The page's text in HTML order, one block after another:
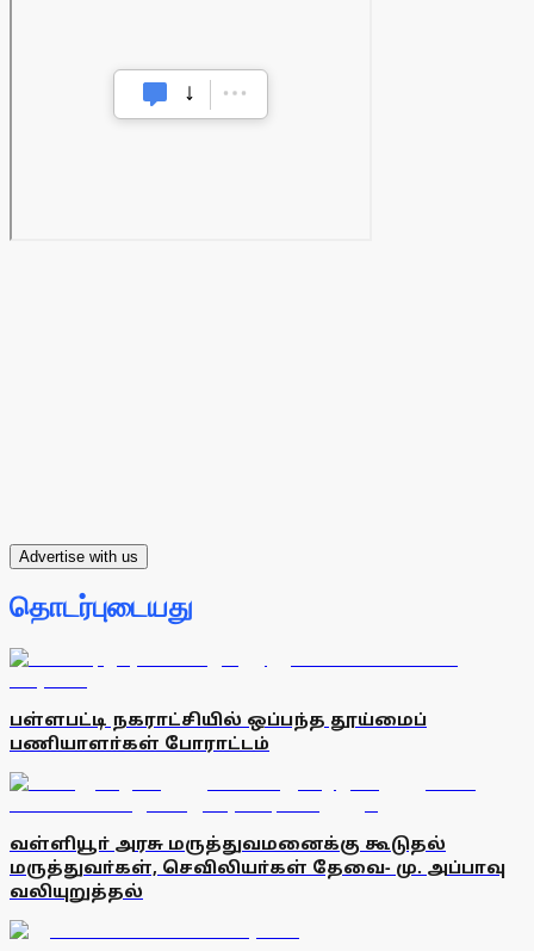
Advertise with us
தொடர்புடையது
பள்ளபட்டி நகராட்சியில் ஒப்பந்த தூய்மைப்
பணியாளா்கள் போராட்டம்
வள்ளியூா் அரசு மருத்துவமனைக்கு கூடுதல்
மருத்துவா்கள், செவிலியா்கள் தேவை- மு. அப்பாவு
வலியுறுத்தல்